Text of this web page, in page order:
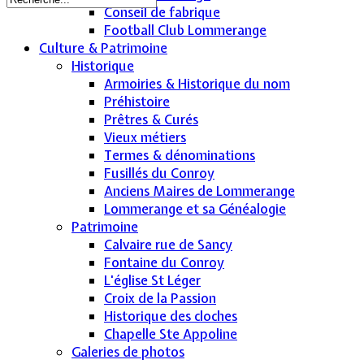
Conseil de fabrique
Football Club Lommerange
Culture & Patrimoine
Historique
Armoiries & Historique du nom
Préhistoire
Prêtres & Curés
Vieux métiers
Termes & dénominations
Fusillés du Conroy
Anciens Maires de Lommerange
Lommerange et sa Généalogie
Patrimoine
Calvaire rue de Sancy
Fontaine du Conroy
L'église St Léger
Croix de la Passion
Historique des cloches
Chapelle Ste Appoline
Galeries de photos